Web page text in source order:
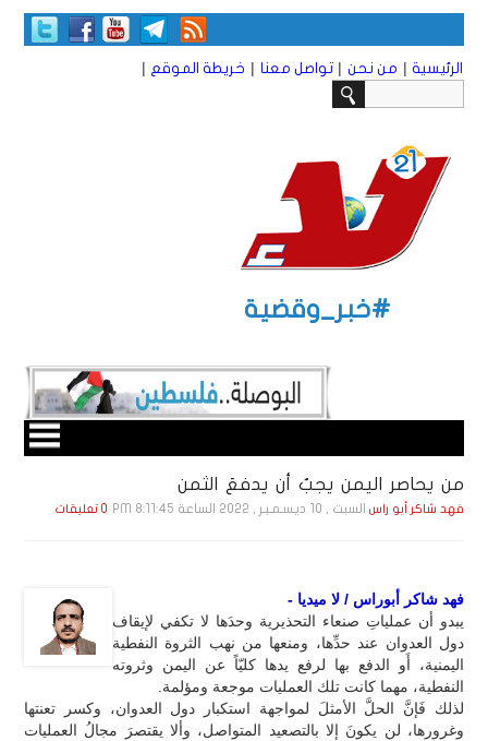
الرئيسية | من نحن | تواصل معنا | خريطة الموقع |
#خبر_وقضية
من يحاصر اليمن يجبُ أن يدفعَ الثمن
فهد شاكر أبو راس السبت , 10 ديـسـمـبـر , 2022 الساعة 8:11:45 PM 0 تعليقات
فهد شاكر أبوراس / لا ميديا -
يبدو أن عملياتِ صنعاء التحذيرية وحدَها لا تكفي لإيقاف
دول العدوان عند حدِّها، ومنعها من نهب الثروة النفطية
اليمنية، أَو الدفع بها لرفع يدها كليّاً عن اليمن وثروته
النفطية، مهما كانت تلك العمليات موجعة ومؤلمة.
لذلك فَإنَّ الحلَّ الأمثلَ لمواجهة استكبار دول العدوان، وكسر تعنتها
وغرورها، لن يكونَ إلا بالتصعيد المتواصل، وألا يقتصرَ مجالُ العمليات